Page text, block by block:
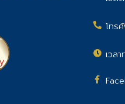
โทร
เวล